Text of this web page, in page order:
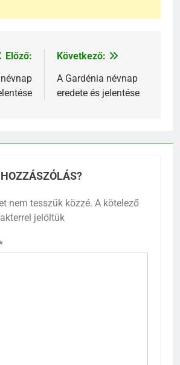
Előző:
Következő:
A Gardénia névnap
eredete és jelentése
nem tesszük közzé. A kötelező
jelöltük